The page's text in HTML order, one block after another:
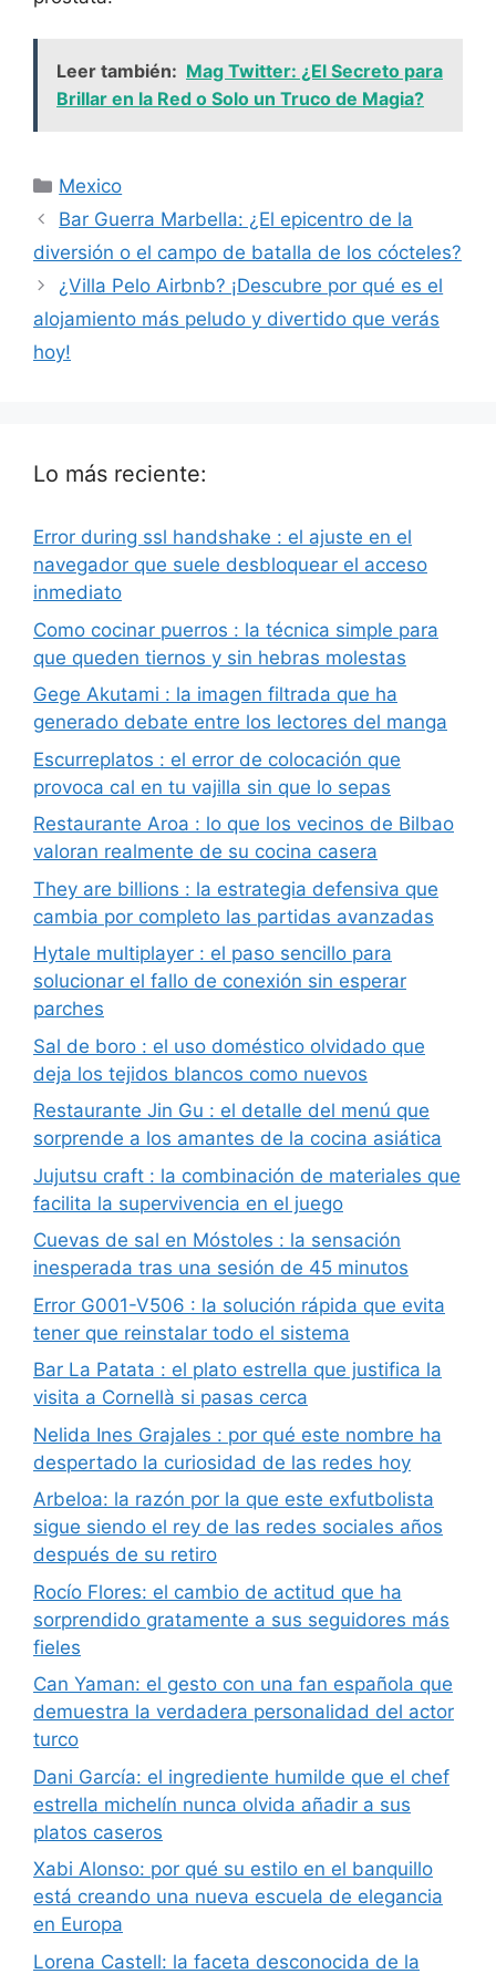
Leer también: Mag Twitter: ¿El Secreto para
Brillar en la Red o Solo un Truco de Magia?
Categorías
Mexico
Bar Guerra Marbella: ¿El epicentro de la
diversión o el campo de batalla de los cócteles?
¿Villa Pelo Airbnb? ¡Descubre por qué es el
alojamiento más peludo y divertido que verás
hoy!
Lo más reciente:
Error during ssl handshake : el ajuste en el
navegador que suele desbloquear el acceso
inmediato
Como cocinar puerros : la técnica simple para
que queden tiernos y sin hebras molestas
Gege Akutami : la imagen filtrada que ha
generado debate entre los lectores del manga
Escurreplatos : el error de colocación que
provoca cal en tu vajilla sin que lo sepas
Restaurante Aroa : lo que los vecinos de Bilbao
valoran realmente de su cocina casera
They are billions : la estrategia defensiva que
cambia por completo las partidas avanzadas
Hytale multiplayer : el paso sencillo para
solucionar el fallo de conexión sin esperar
parches
Sal de boro : el uso doméstico olvidado que
deja los tejidos blancos como nuevos
Restaurante Jin Gu : el detalle del menú que
sorprende a los amantes de la cocina asiática
Jujutsu craft : la combinación de materiales que
facilita la supervivencia en el juego
Cuevas de sal en Móstoles : la sensación
inesperada tras una sesión de 45 minutos
Error G001-V506 : la solución rápida que evita
tener que reinstalar todo el sistema
Bar La Patata : el plato estrella que justifica la
visita a Cornellà si pasas cerca
Nelida Ines Grajales : por qué este nombre ha
despertado la curiosidad de las redes hoy
Arbeloa: la razón por la que este exfutbolista
sigue siendo el rey de las redes sociales años
después de su retiro
Rocío Flores: el cambio de actitud que ha
sorprendido gratamente a sus seguidores más
fieles
Can Yaman: el gesto con una fan española que
demuestra la verdadera personalidad del actor
turco
Dani García: el ingrediente humilde que el chef
estrella michelín nunca olvida añadir a sus
platos caseros
Xabi Alonso: por qué su estilo en el banquillo
está creando una nueva escuela de elegancia
en Europa
Lorena Castell: la faceta desconocida de la